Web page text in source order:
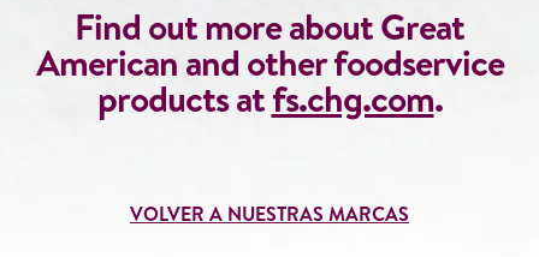
Find out more about Great
American and other foodservice
products atfs.chg.com.
VOLVER A NUESTRAS MARCAS